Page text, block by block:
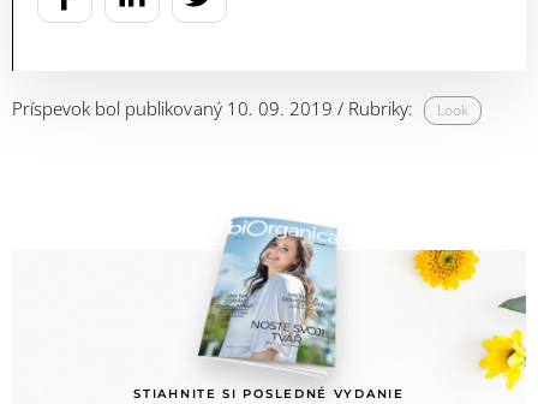
Príspevok bol publikovaný 10. 09. 2019 / Rubriky: Look
STIAHNITE SI POSLEDNÉ VYDANIE